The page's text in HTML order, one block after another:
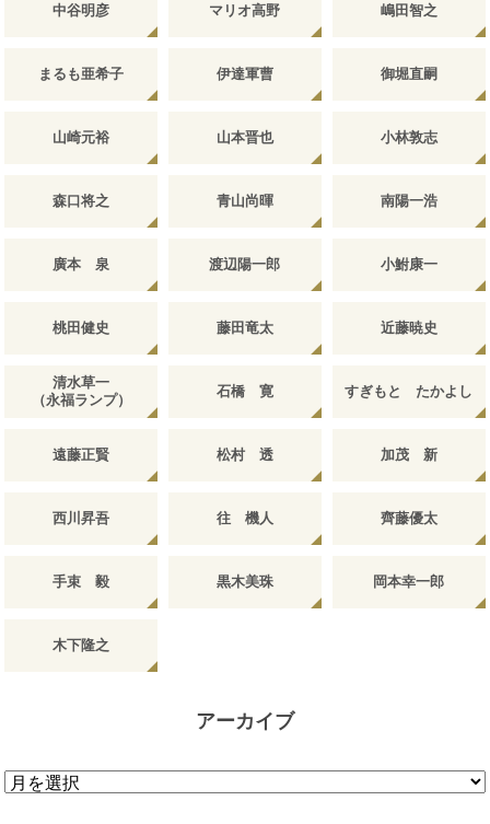
中谷明彦 マリオ高野 嶋田智之
まるも亜希子 伊達軍曹 御堀直嗣
山崎元裕 山本晋也 小林敦志
森口将之 青山尚暉 南陽一浩
廣本 泉 渡辺陽一郎 小鮒康一
桃田健史 藤田竜太 近藤暁史
清水草一
（永福ランプ）
石橋 寛 すぎもと たかよし
遠藤正賢 松村 透 加茂 新
西川昇吾 往 機人 齊藤優太
手束 毅 黒木美珠 岡本幸一郎
木下隆之
アーカイブ
ア